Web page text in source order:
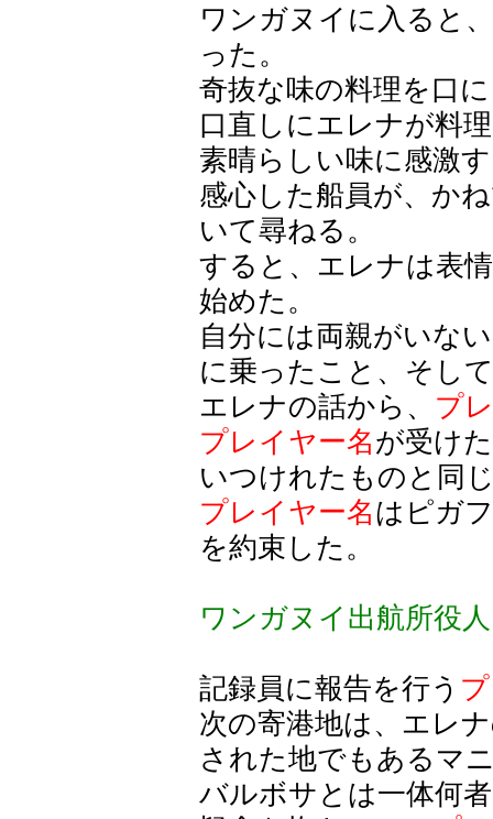
ワンガヌイに入ると
った。
奇抜な味の料理を口
口直しにエレナが料
素晴らしい味に感激
感心した船員が、か
いて尋ねる。
すると、エレナは表
始めた。
自分には両親がいな
に乗ったこと、そし
エレナの話から、 プ
プレイヤー名が受け
いつけれたものと同
プレイヤー名はピガ
を約束した。
ワンガヌイ出航所役
記録員に報告を行う
次の寄港地は、エレ
された地でもあるマ
バルボサとは一体何